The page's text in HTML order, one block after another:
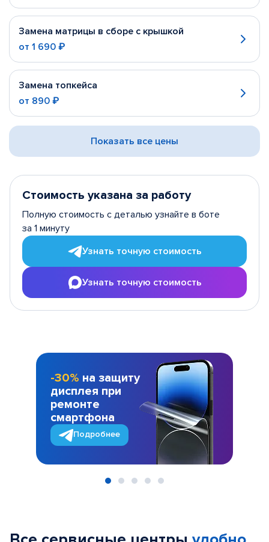
Замена матрицы в сборе с крышкой
от 1 690 ₽
Замена топкейса
от 890 ₽
Показать все цены
Стоимость указана за работу
Полную стоимость с деталью узнайте в боте
за 1 минуту
Узнать точную стоимость
Узнать точную стоимость
-30% на защиту
дисплея при
ремонте
смартфона
Подробнее